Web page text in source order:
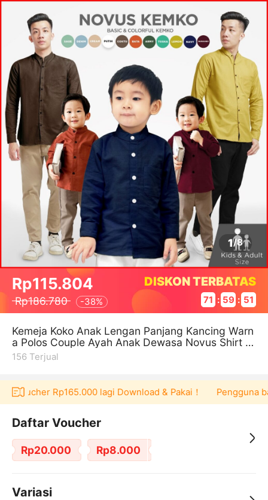
1/8
Rp115.804
Rp186.780 -38%
DISKON TERBATAS
71 : 59 : 50
Kemeja Koko Anak Lengan Panjang Kancing Warn
a Polos Couple Ayah Anak Dewasa Novus Shirt H
eija - Koleksi Warna 2
156 Terjual
Rp165.000 lagi Download & Pakai！ Pengguna
Daftar Voucher
Rp20.000 Rp8.000
Variasi